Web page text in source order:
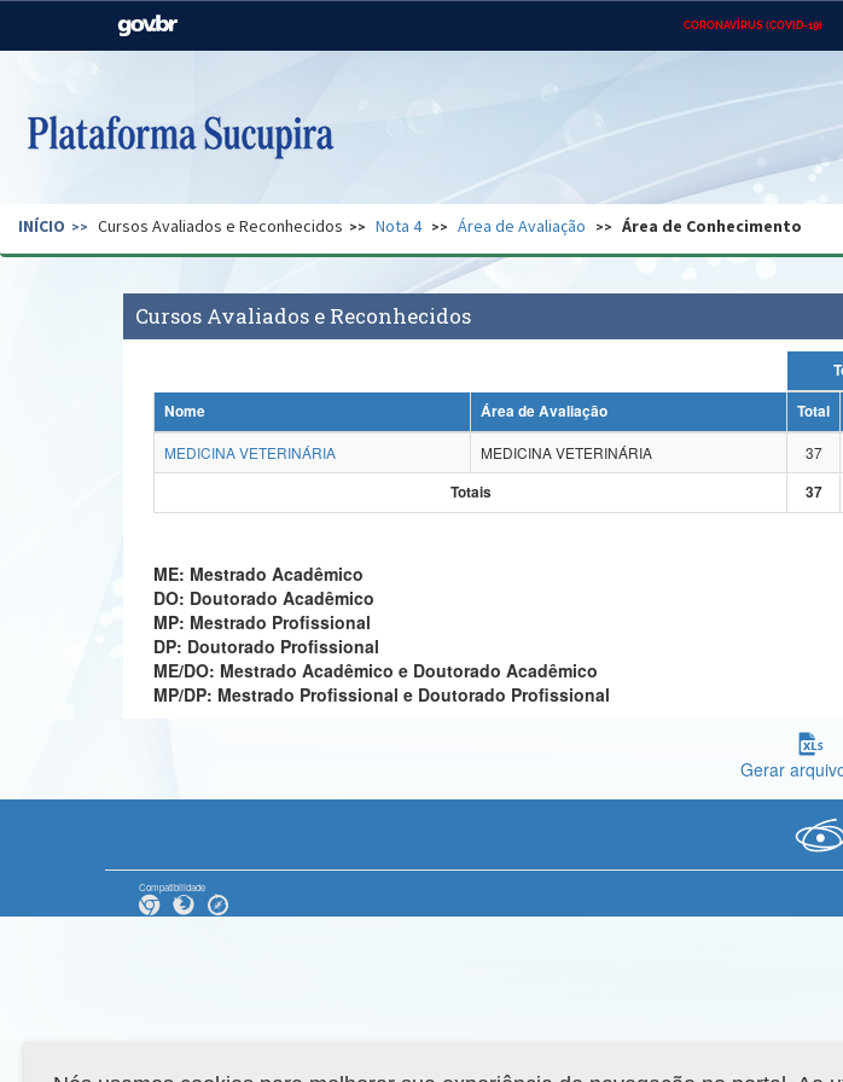
CORONAVÍRUS (COVID-19)
Casa Civil
Pecuária e Abastecimento
Ministério do Desenvolvimento
Regional
Secretaria de Governo Gabinete de Segurança Advocacia-Geral da União
INÍCIO Cursos Avaliados e Reconhecidos Nota 4 Área de Avaliação Área de Conhecimento
Cursos Avaliados e Reconhecidos
Nome
Área de Avaliação Total
MEDICINA VETERINÁRIA
MEDICINA VETERINÁRIA 37
Totais
37
ME: Mestrado Acadêmico
DO: Doutorado Acadêmico
MP: Mestrado Profissional
DP: Doutorado Profissional
ME/DO: Mestrado Acadêmico e Doutorado Acadêmico
MP/DP: Mestrado Profissional e Doutorado Profissional
Gerar
Compatibilidade